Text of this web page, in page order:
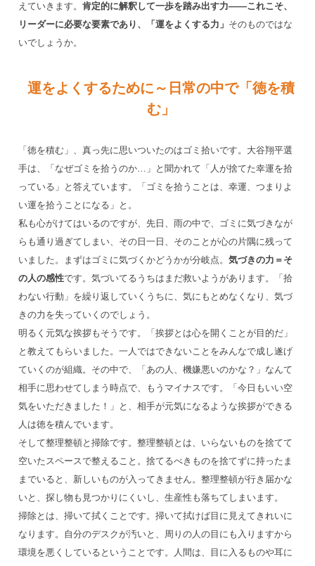
えていきます。肯定的に解釈して一歩を踏み出す力——これこそ、
リーダーに必要な要素であり、「運をよくする力」 そのものではな
いでしょうか。
運をよくするために～日常の中で「徳を積
む」
「徳を積む」、真っ先に思いついたのはゴミ拾いです。大谷翔平選
手は、「なぜゴミを拾うのか…」と聞かれて「人が捨てた幸運を拾
っている」と答えています。「ゴミを拾うことは、幸運、つまりよ
い運を拾うことになる」と。
私も心がけてはいるのですが、先日、雨の中で、ゴミに気づきなが
らも通り過ぎてしまい、その日一日、そのことが心の片隅に残って
いました。まずはゴミに気づくかどうかが分岐点。気づきの力＝そ
の人の感性です。気づいてるうちはまだ救いようがあります。「拾
わない行動」を繰り返していくうちに、気にもとめなくなり、気づ
きの力を失っていくのでしょう。
明るく元気な挨拶もそうです。「挨拶とは心を開くことが目的だ」
と教えてもらいました。一人ではできないことをみんなで成し遂げ
ていくのが組織。その中で、「あの人、機嫌悪いのかな？」なんて
相手に思わせてしまう時点で、もうマイナスです。「今日もいい空
気をいただきました！」と、相手が元気になるような挨拶ができる
人は徳を積んでいます。
そして整理整頓と掃除です。整理整頓とは、いらないものを捨てて
空いたスペースで整えること。捨てるべきものを捨てずに持ったま
までいると、新しいものが入ってきません。整理整頓が行き届かな
いと、探し物も見つかりにくいし、生産性も落ちてしまいます。
掃除とは、掃いて拭くことです。掃いて拭けば目に見えてきれいに
なります。自分のデスクが汚いと、周りの人の目にも入りますから
環境を悪くしているということです。人間は、目に入るものや耳に